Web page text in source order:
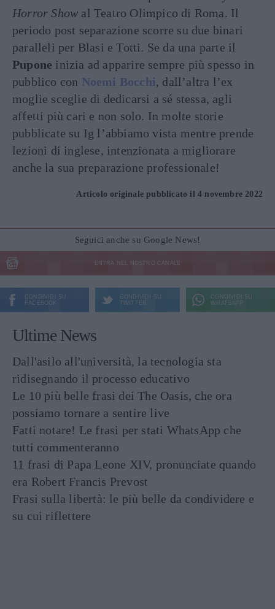
Horror Show al Teatro Olimpico di Roma. Il
periodo post separazione scorre su due binari
paralleli per Blasi e Totti. Se da una parte il
Pupone inizia ad apparire sempre più spesso in
pubblico con Noemi Bocchi, dall’altra l’ex
moglie sceglie di dedicarsi a sé stessa, agli
affetti più cari e non solo. In molte storie
pubblicate su Ig l’abbiamo vista mentre prende
lezioni di inglese, intenzionata a migliorare
anche la sua preparazione professionale!
Articolo originale pubblicato il 4 novembre 2022
Seguici anche su Google News!
ENTRA NEL NOSTRO CANALE
CONDIVIDI SU
FACEBOOK
CONDIVIDI SU
TWITTER
CONDIVIDI SU
WHATSAPP
Ultime News
Dall'asilo all'università, la tecnologia sta
ridisegnando il processo educativo
Le 10 più belle frasi dei The Oasis, che ora
possiamo tornare a sentire live
Fatti notare! Le frasi per stati WhatsApp che
tutti commenteranno
11 frasi di Papa Leone XIV, pronunciate quando
era Robert Francis Prevost
Frasi sulla libertà: le più belle da condividere e
su cui riflettere